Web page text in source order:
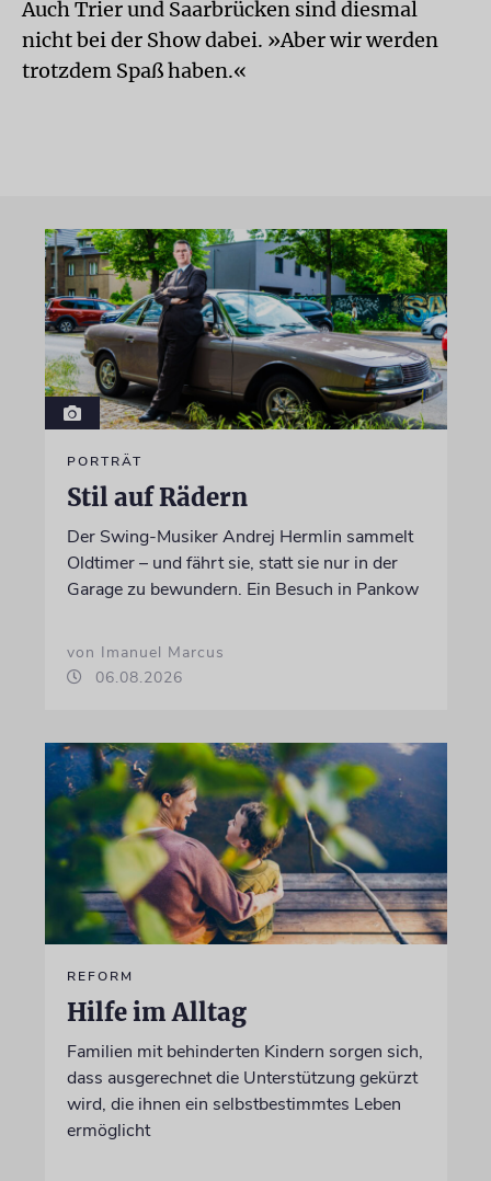
Auch Trier und Saarbrücken sind diesmal
nicht bei der Show dabei. »Aber wir werden
trotzdem Spaß haben.«
PORTRÄT
Stil auf Rädern
Der Swing-Musiker Andrej Hermlin sammelt
Oldtimer – und fährt sie, statt sie nur in der
Garage zu bewundern. Ein Besuch in Pankow
von Imanuel Marcus
06.08.2026
REFORM
Hilfe im Alltag
Familien mit behinderten Kindern sorgen sich,
dass ausgerechnet die Unterstützung gekürzt
wird, die ihnen ein selbstbestimmtes Leben
ermöglicht